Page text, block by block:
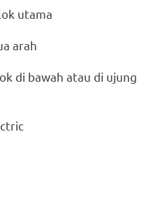
utama
arah
di bawah atau di ujung